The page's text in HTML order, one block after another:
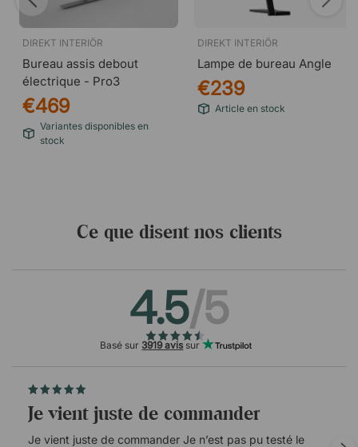
DIREKT INTERIÖR
Bureau assis debout
électrique - Pro3
€469
Variantes disponibles en
stock
DIREKT INTERIÖR
Lampe de bureau Angle
€239
Article en stock
Ce que disent nos clients
4.5/5
Basé sur 3919 avis sur
Je vient juste de commander
Je vient juste de commander Je n’est pas pu testé le